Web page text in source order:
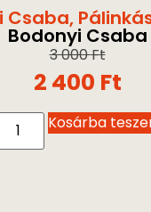
Csaba,
Bodonyi Csaba
3 000Ft
2 400 Ft
Kosárba